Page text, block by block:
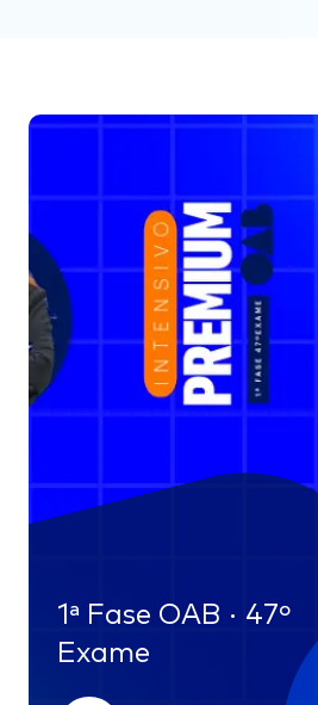
1ª Fase OAB · 47º
Exame